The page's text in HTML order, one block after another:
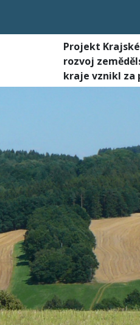
Projekt
rozvoj
kraje vznikl za